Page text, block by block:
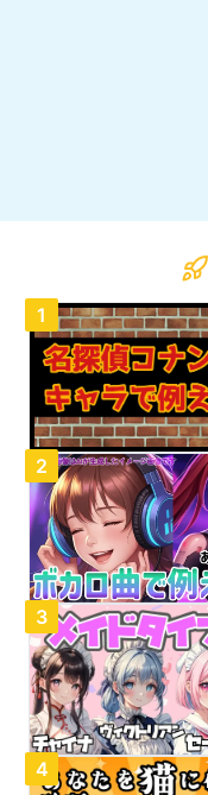
1
2
3
4